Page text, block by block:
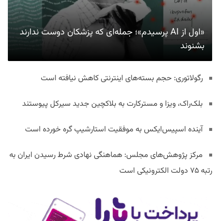
«اول از AI پرسیدم»؛ جمله‌ای که پزشکان دوست ندارند
بشنوند
رگولاتوری: حجم بسته‌های اینترنتی کاهش نیافته است
بلک‌راک، ویزا و مسترکارت به بلاکچین جدید سیرکل پیوستند
آینده اسپیس‌ایکس به موفقیت استارشیپ گره خورده است
مرکز پژوهش‌های مجلس: هماهنگی نهادی شرط رسیدن ایران به
رتبه ۷۵ دولت الکترونیکی است